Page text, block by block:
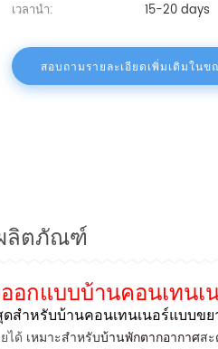
เวลานำ:
15-20 days
สอบถามรายละเอียดเพิ่มเติมในข
ลิตภัณฑ์
อกแบบบ้านคอนเทนเ
ดสำหรับบ้านคอนเทนเนอร์แบบ
ได้ เหมาะสำหรับบ้านพักตากอากาศสะ